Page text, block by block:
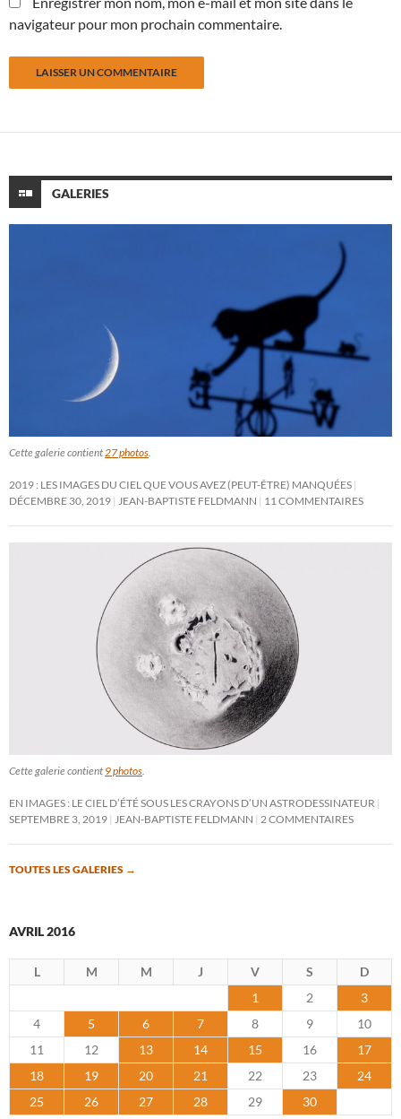
navigateur pour mon prochain commentaire.
GALERIES
Cette galerie contient 27 photos
2019 : LES IMAGES DU CIEL QUE VOUS AVEZ (PEUT-ÊTRE) MANQUÉES
DÉCEMBRE 30, 2019
JEAN-BAPTISTE FELDMANN 11 COMMENTAIRES
Cette galerie contient 9 photos
EN IMAGES : LE CIEL D’ÉTÉ SOUS LES CRAYONS D’UN ASTRODESSINATEUR
SEPTEMBRE 3, 2019
JEAN-BAPTISTE FELDMANN 2 COMMENTAIRES
TOUTES LES GALERIES →
AVRIL 2016
L M M J V S
D
1
2
3
4
5 6 7 8 9
10
11
12 13 14 15 16
17
18
19 20 21 22 23
24
25
26 27 28 29 30